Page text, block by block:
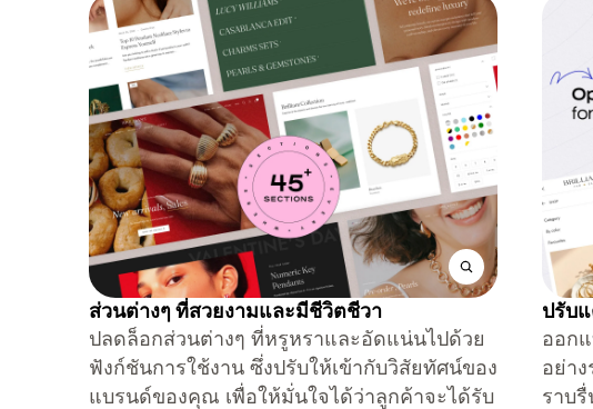
ส่วนต่างๆ ที่สวยงามและมีชีวิตชีวา
ปลดล็อกส่วนต่างๆ ที่หรูหราและอัดแน่นไปด้วย
ฟังก์ชันการใช้งาน ซึ่งปรับให้เข้ากับวิสัยทัศน์ของ
แบรนด์ของคุณ เพื่อให้มั่นใจได้ว่าลูกค้าจะได้รับ
ปรับ
ออก
อย่า
ราบ